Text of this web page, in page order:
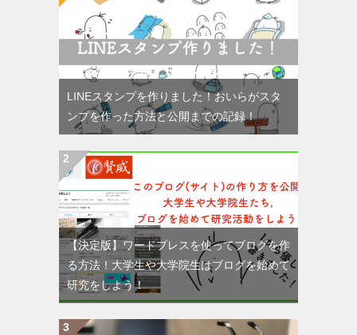
LINEスタンプを作りました！おいらがスタ
ンプを作った方法と公開までの記録！
【決定版】ワードプレスを使ってブログを作
る方法！大学生や大学院生はブログを始めて
研究をしよう！